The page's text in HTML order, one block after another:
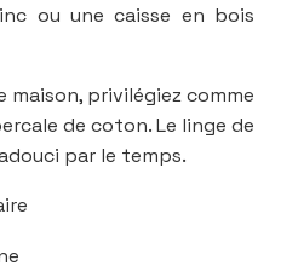
ou une caisse en bois
maison, privilégiez comme
de coton. Le linge de
par le temps.